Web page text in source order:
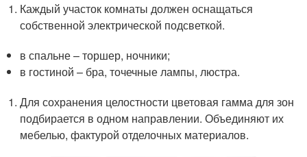
Каждый участок комнаты должен оснащаться
собственной электрической подсветкой.
в спальне – торшер, ночники;
в гостиной – бра, точечные лампы, люстра.
Для сохранения целостности цветовая гамма для зон
подбирается в одном направлении. Объединяют их
мебелью, фактурой отделочных материалов.